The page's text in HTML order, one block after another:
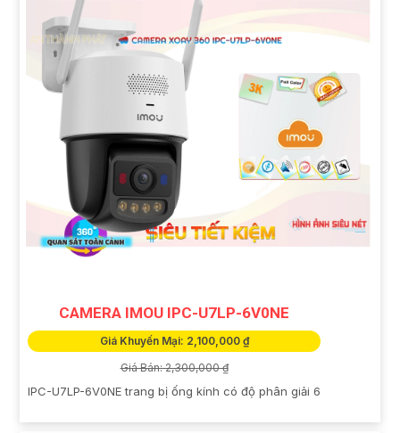
CAMERA IMOU IPC-U7LP-6V0NE
Giá Khuyến Mại: 2,100,000 ₫
Giá Bán: 2,300,000 ₫
IPC-U7LP-6V0NE trang bị ống kính có độ phân giải 6